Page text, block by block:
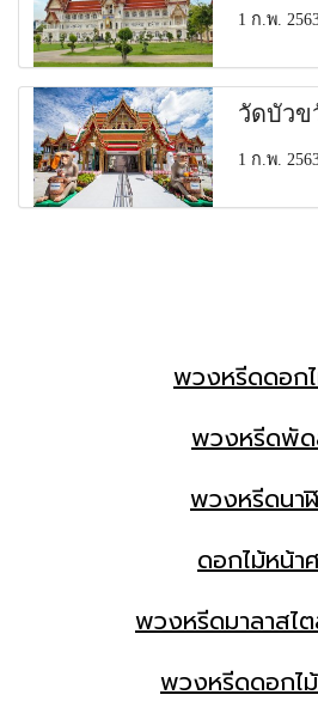
1 ก.พ.
วัดบัว
1 ก.พ.
พวงหรีดดอก
พวงหรีดพั
พวงหรีดนา
ดอกไม้หน้า
พวงหรีดมาลาสไต
พวงหรีดดอกไ